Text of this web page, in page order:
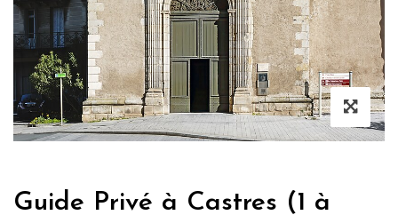
Guide Privé à Castres (1 à